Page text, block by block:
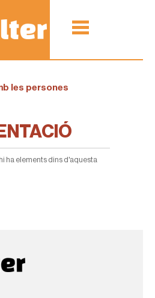
ha elements dins d'aquesta